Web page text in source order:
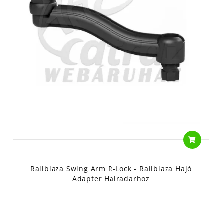
Railblaza Swing Arm R-Lock - Railblaza Hajó
Adapter Halradarhoz